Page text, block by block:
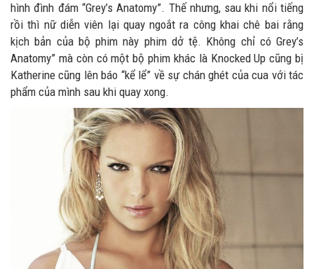
hình đình đám “Grey’s Anatomy”. Thế nhưng, sau khi nổi tiếng
rồi thì nữ diễn viên lại quay ngoắt ra công khai chê bai rằng
kịch bản của bộ phim này phim dở tệ. Không chỉ có Grey’s
Anatomy” mà còn có một bộ phim khác là Knocked Up cũng bị
Katherine cũng lên báo “kể lể” về sự chán ghét của cua với tác
phẩm của mình sau khi quay xong.